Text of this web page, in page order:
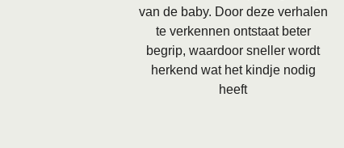
van de baby. Door deze verhalen
te verkennen ontstaat beter
begrip, waardoor sneller wordt
herkend wat het kindje nodig
heeft